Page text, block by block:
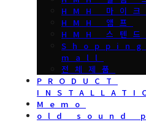
HMH 마이크
HMH 앰프
HMH 스텐드
Shopping
mall
전체제품
PRODUCT
Memo
old sound